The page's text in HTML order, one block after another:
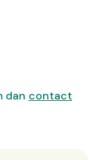
dan contact